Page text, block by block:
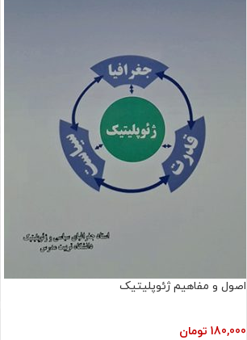
اصول و مفاهیم ژئوپلیتیک
180,000 تومان